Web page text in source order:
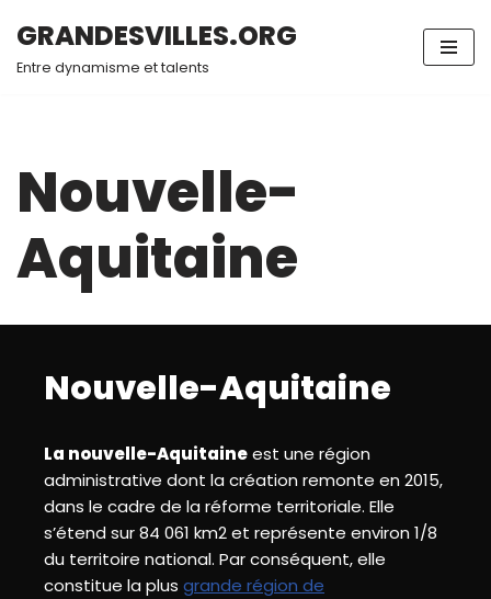
Aller
GRANDESVILLES.ORG
Entre dynamisme et talents
Nouvelle-
Aquitaine
Nouvelle-Aquitaine
La nouvelle-Aquitaineest une région
administrative dont la création remonte en 2015,
dans le cadre de la réforme territoriale. Elle
s’étend sur 84 061 km2 et représente environ 1/8
du territoire national. Par conséquent, elle
constitue la plus grande région de